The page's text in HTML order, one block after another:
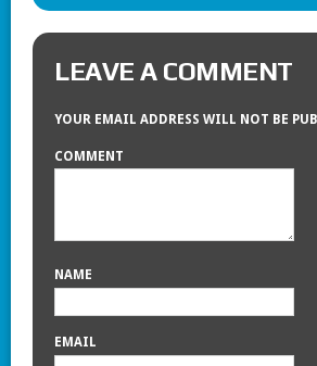
LEAVE A COMMENT
YOUR EMAIL ADDRESS WILL NOT BE
COMMENT
NAME
EMAIL